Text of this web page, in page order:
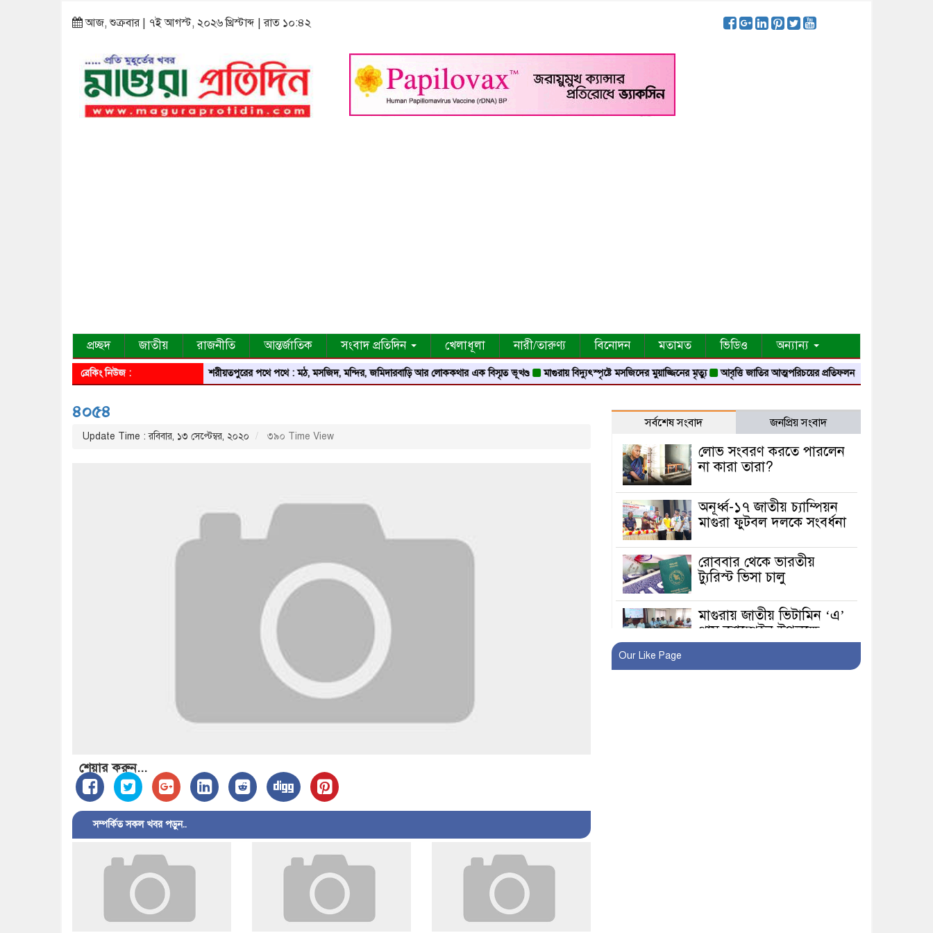
আজ, শুক্রবার | ৭ই আগস্ট, ২০২৬ খ্রিস্টাব্দ | রাত ১০:৪২
প্রচ্ছদ জাতীয় রাজনীতি আন্তর্জাতিক সংবাদ প্রতিদিন খেলাধূলা নারী/তারুণ্য বিনোদন মতামত ভিডিও অন্যান্য
ব্রেকিং নিউজ : শরীয়তপুরের পথে পথে : মঠ, মসজিদ, মন্দির, জমিদারবাড়ি আর লোককথার এক বিস্মৃত ভূখণ্ড মাগুরায় বিদ্যুৎস্পৃষ্টে মসজিদের মুয়াজ্জিনের মৃত্যু আবৃত্তি জাতির আত্মপরিচয়ের প্রতিফলন — সংস্কৃতি মন্ত্রী
৪০৫৪
Update Time : রবিবার, ১৩ সেপ্টেম্বর, ২০২০ ৩৯০ Time View
শেয়ার করুন...
সম্পর্কিত সকল খবর পড়ুন..
সর্বশেষ সংবাদ জনপ্রিয় সংবাদ
লোভ সংবরণ করতে পারলেন
না কারা তারা?
অনূর্ধ্ব-১৭ জাতীয় চ্যাম্পিয়ন
মাগুরা ফুটবল দলকে সংবর্ধনা
রোববার থেকে ভারতীয়
ট্যুরিস্ট ভিসা চালু
মাগুরায় জাতীয় ভিটামিন ‘এ’
প্লাস ক্যাম্পেইন উপলক্ষে
সাংবাদিক অবহিতকরণ
Our Like Page